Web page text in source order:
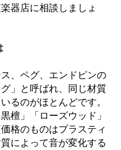
器店に相談しましょ
、ペグ、エンドピンの
」と呼ばれ、同じ材質
るのがほとんどです。
檀」「ローズウッド」
格のものはプラスティ
によって音が変化する